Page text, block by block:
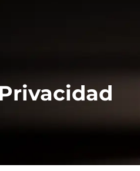
Negocios, Estrategia y